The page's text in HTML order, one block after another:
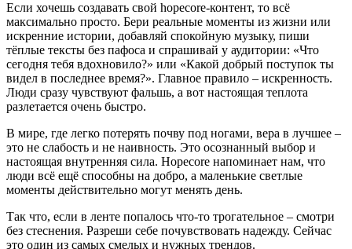
Если хочешь создавать свой hopecore-контент, то всё
максимально просто. Бери реальные моменты из жизни или
искренние истории, добавляй спокойную музыку, пиши
тёплые тексты без пафоса и спрашивай у аудитории: «Что
сегодня тебя вдохновило?» или «Какой добрый поступок ты
видел в последнее время?». Главное правило – искренность.
Люди сразу чувствуют фальшь, а вот настоящая теплота
разлетается очень быстро.
В мире, где легко потерять почву под ногами, вера в лучшее –
это не слабость и не наивность. Это осознанный выбор и
настоящая внутренняя сила. Hopecore напоминает нам, что
люди всё ещё способны на добро, а маленькие светлые
моменты действительно могут менять день.
Так что, если в ленте попалось что-то трогательное – смотри
без стеснения. Разреши себе почувствовать надежду. Сейчас
это один из самых смелых и нужных трендов.